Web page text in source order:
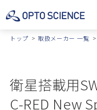
トップ 取扱メーカー 一覧
衛星搭載用
C-RED New